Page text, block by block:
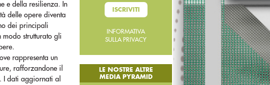
e della resilienza. In
delle opere diventa
dei principali
strutturato gli
rappresenta un
rafforzandone il
I dati aggiornati al
ISCRIVITI
INFORMATIVA
SULLA PRIVACY
LE NOSTRE ALTRE
MEDIA PYRAMID